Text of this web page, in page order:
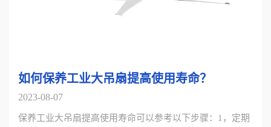
如何保养工业大吊扇提高使用寿命？
2023-08-07
保养工业大吊扇提高使用寿命可以参考以下步骤：1，定期